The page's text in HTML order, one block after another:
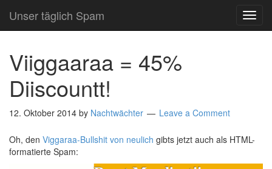
Unser täglich Spam
Viiggaaraa = 45%
Diiscountt!
12. Oktober 2014 by Nachtwächter Leave a Comment
Oh, den Viggaraa-Bullshit von neulich gibts jetzt auch als HTML-
formatierte Spam: